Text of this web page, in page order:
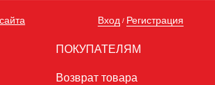
Вход / Регистрация
ПОКУПАТЕЛЯМ
Возврат товара